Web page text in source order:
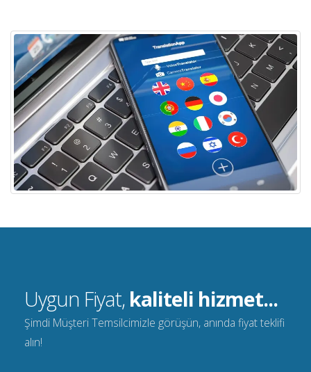
Uygun Fiyat, kaliteli hizmet...
Şimdi Müşteri Temsilcimizle görüşün, anında fiyat teklifi
alın!